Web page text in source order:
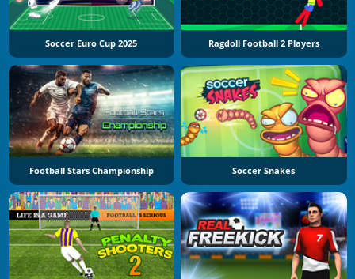
Soccer Euro Cup 2025 Ragdoll Football 2 Players
Football Stars Championship Soccer Snakes